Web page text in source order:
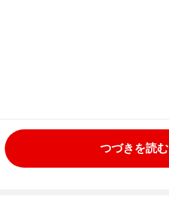
つづきを読む